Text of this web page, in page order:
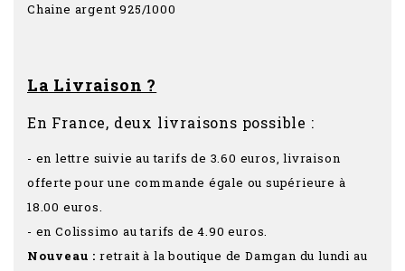
Chaine argent 925/1000
La Livraison ?
En France, deux livraisons possible :
- en lettre suivie au tarifs de 3.60 euros, livraison
offerte pour une commande égale ou supérieure à
18.00 euros.
- en Colissimo au tarifs de 4.90 euros.
Nouveau : retrait à la boutique de Damgan du lundi au